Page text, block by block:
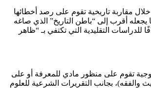
مقاربة تاريخية تقوم على رصد أخطائها
يجعله أقرب إلى “باطن التاريخ” الذي صاغه
التقليدية التي تكتفي بـ “ظاهر
تقوم على منظور مادي للمعرفة أو على
والفقه)، بجانب التقريرات الشرعية للعلوم